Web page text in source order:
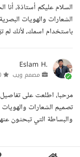
السلام عليكم أستاذة،
الشعارات والهويات
باستخدام اسمك، لأنك لم
Eslam H.
مصمم ويب
مرحبا، اطلعت على
تصميم الشعارات
والبساطة التي تبحثون